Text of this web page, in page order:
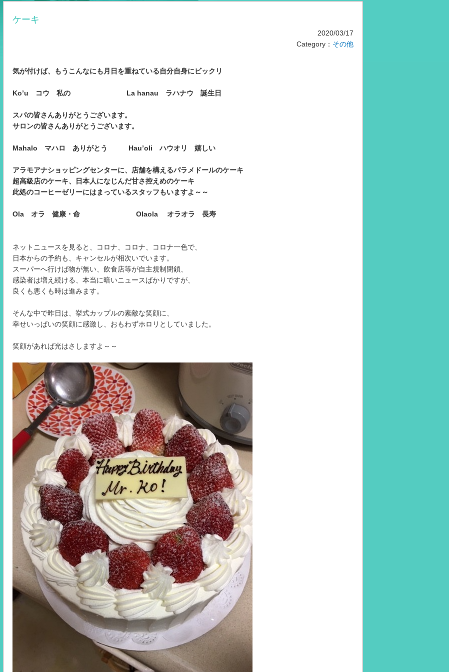
ケーキ
2020/03/17
Category： その他
気が付けば、もうこんなにも月日を重ねている自分自身にビックリ
Ko’u コウ 私の La hanau ラハナウ 誕生日
スパの皆さんありがとうございます。
サロンの皆さんありがとうございます。
Mahalo マハロ ありがとう Hau’oli ハウオリ 嬉しい
アラモアナショッピングセンターに、店舗を構えるパラメドールのケーキ
超高級店のケーキ、日本人になじんだ甘さ控えめのケーキ
此処のコーヒーゼリーにはまっているスタッフもいますよ～～
Ola オラ 健康・命 Olaola オラオラ 長寿
ネットニュースを見ると、コロナ、コロナ、コロナ一色で、
日本からの予約も、キャンセルが相次いでいます。
スーパーへ行けば物が無い、飲食店等が自主規制閉鎖、
感染者は増え続ける、本当に暗いニュースばかりですが、
良くも悪くも時は進みます。
そんな中で昨日は、挙式カップルの素敵な笑顔に、
幸せいっぱいの笑顔に感激し、おもわずホロリとしていました。
笑顔があれば光はさしますよ～～